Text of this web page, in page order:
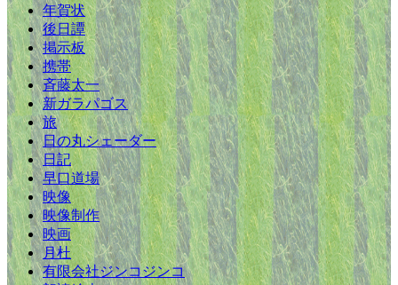
年賀状
後日譚
掲示板
携帯
斉藤太一
新ガラパゴス
旅
日の丸シェーダー
日記
早口道場
映像
映像制作
映画
月杜
有限会社ジンコジンコ